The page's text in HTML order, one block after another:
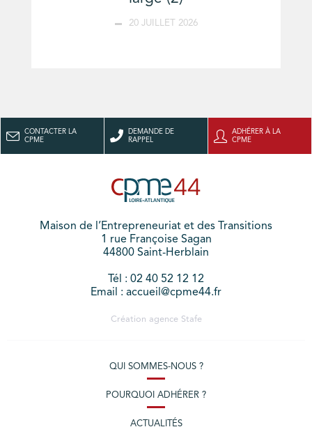
20 JUILLET 2026
CONTACTER LA
CPME
DEMANDE DE
RAPPEL
ADHÉRER À LA
CPME
Maison de l’Entrepreneuriat et des Transitions
1 rue Françoise Sagan
44800 Saint-Herblain
Tél : 02 40 52 12 12
Email : accueil@cpme44.fr
Création agence Stafe
QUI SOMMES-NOUS ?
POURQUOI ADHÉRER ?
ACTUALITÉS